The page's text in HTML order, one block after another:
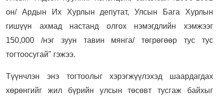
он/ Ардын Их Хурлын депутат, Улсын Бага Хурлын
гишүүн ахмад настанд олгох нэмэгдлийн хэмжээг
150,000 /нэг зуун тавин мянга/ төгрөгөөр тус тус
тогтоосугай" гэжээ.
Түүнчлэн энэ тогтоолыг хэрэгжүүлэхэд шаардагдах
хөрөнгийг жил бүрийн улсын төсөвт тусгаж байхыг